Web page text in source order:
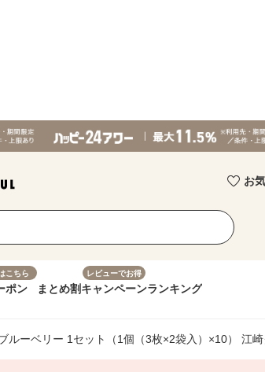
お
こちら
ポン まとめ割
レビューでお得
キャンペーンランキング
ーベリー 1セット（1個（3枚×2袋入）×10） 江